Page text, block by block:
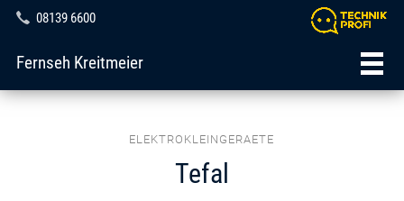
08139 6600
Fernseh Kreitmeier
ELEKTROKLEINGERAETE
Tefal